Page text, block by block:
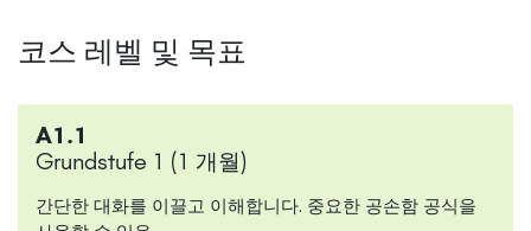
코스 레벨 및 목표
A1.1
Grundstufe 1 (1 개월)
간단한 대화를 이끌고 이해합니다. 중요한 공손함 공식을